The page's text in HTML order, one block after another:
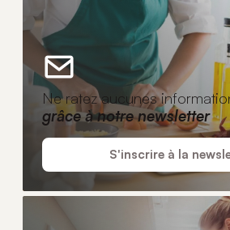
Ne ratez aucunes
grâce à notre newsletter
S'inscrire à la